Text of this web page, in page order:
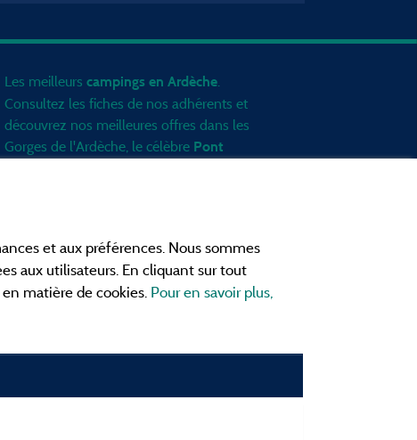
Les meilleurscampings en Ardèche.
Consultez les fiches de nos adhérents et
découvrez nos meilleures offres dans les
Gorges de l'Ardèche, le célèbre Pont
pour réserver votre séjour préféré.
Faites vous votre propre idée du
compagnie, sous la tente, encamping car
façon insolite ... Choisissez vos vacances
et aux préférences. Nous sommes
aux utilisateurs. En cliquant sur tout
matière de cookies. Pour en savoir plus,